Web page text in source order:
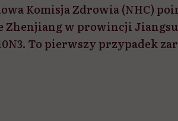
Komisja Zdrowia (NHC)
Zhenjiang w prowincji Jiangsu
To pierwszy przypadek